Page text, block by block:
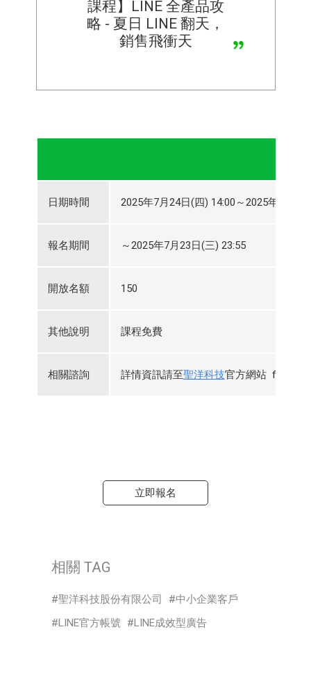
課程】LINE 全產品攻
略 - 夏日 LINE 翻天，
銷售飛衝天
日期時間 2025年7月24日(四) 14:00～2025年7月24
報名期間 ～2025年7月23日(三) 23:55
開放名額 150
其他說明 課程免費
相關諮詢 詳情資訊請至聖洋科技官方網站 funPro
立即報名
相關 TAG
聖洋科技股份有限公司
中小企業客戶
LINE官方帳號
LINE成效型廣告